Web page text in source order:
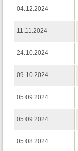
04.12.2024
11.11.2024
24.10.2024
09.10.2024
05.09.2024
05.09.2024
05.08.2024